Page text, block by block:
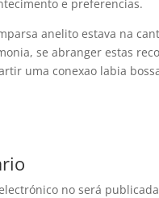
e preferencias.
anelito estava na
se abranger estas
uma conexao labia
no será